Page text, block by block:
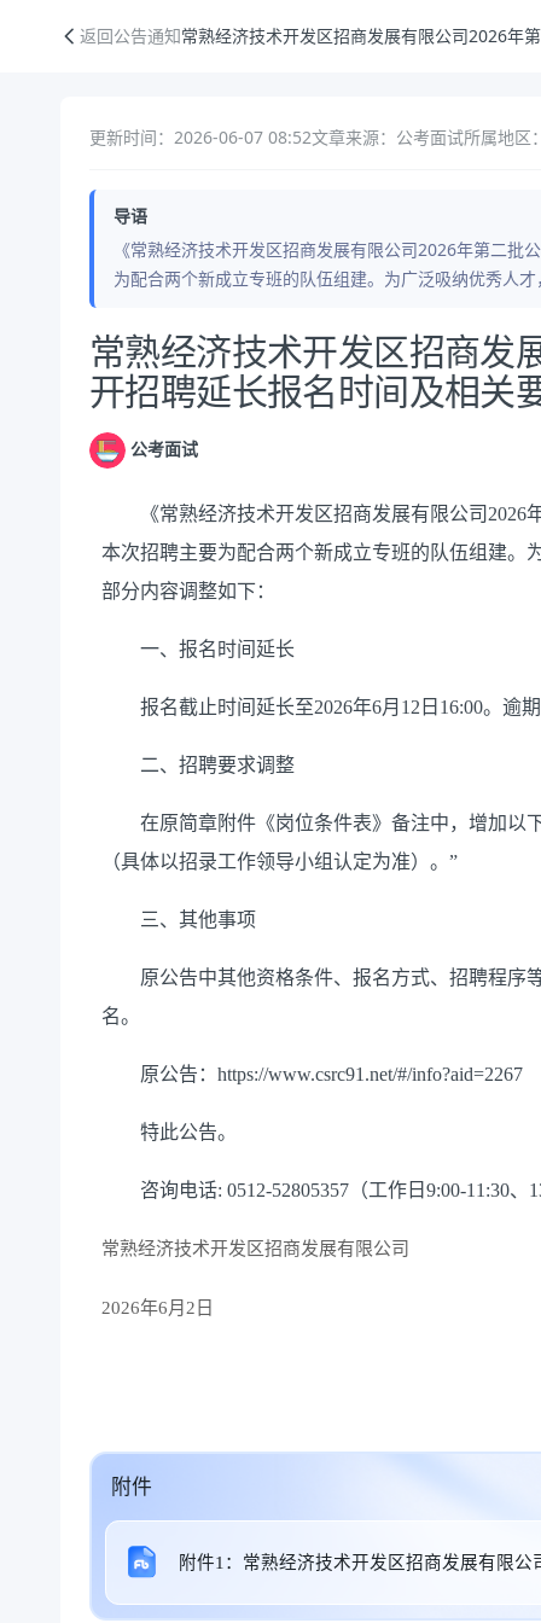
返回公告通知常熟经济技术开发区招商发展有限公司2026年
更新时间：2026-06-07 08:52文章来源：公考面试所属地区
导语
《常熟经济技术开发区招商发展有限公司2026年第二
为配合两个新成立专班的队伍组建。为广泛吸纳优秀人
公告正文
常熟经济技术开发区招商发
开招聘延长报名时间及相关
公考面试
《常熟经济技术开发区招商发展有限公司2026
本次招聘主要为配合两个新成立专班的队伍组建。
部分内容调整如下：
一、报名时间延长
报名截止时间延长至2026年6月12日16:00。逾
二、招聘要求调整
在原简章附件《岗位条件表》备注中，增加以
（具体以招录工作领导小组认定为准）。”
三、其他事项
原公告中其他资格条件、报名方式、招聘程序
名。
原公告：https://www.csrc91.net/#/info?aid=2267
特此公告。
咨询电话: 0512-52805357（工作日9:00-11:30、
常熟经济技术开发区招商发展有限公司
2026年6月2日
附件
附件1：常熟经济技术开发区招商发展有限